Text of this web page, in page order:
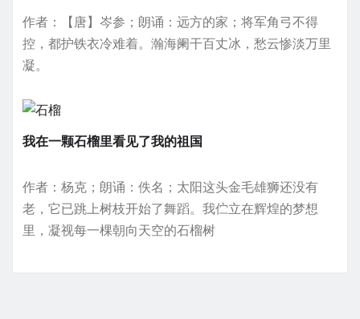
作者：【唐】岑参；朗诵：远方的家；将军角弓不得
控，都护铁衣冷难着。瀚海阑干百丈冰，愁云惨淡万里
凝。
我在一颗石榴里看见了我的祖国
作者：杨克；朗诵：佚名；太阳这头金毛雄狮还没有
老，它已跳上树枝开始了舞蹈。我伫立在辉煌的梦想
里，凝视每一棵朝向天空的石榴树